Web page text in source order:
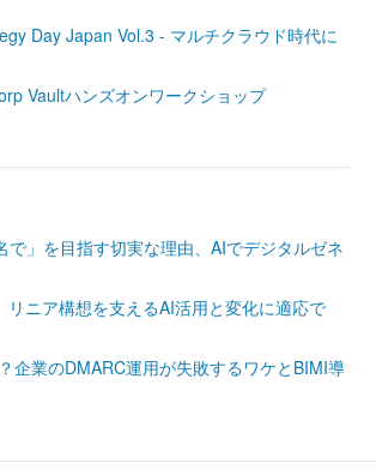
Day Japan Vol.3 - マルチクラウド時代に
Vaultハンズオンワークショップ
」を目指す切実な理由、AIでデジタルゼネ
ニア構想を支えるAI活用と変化に適応で
企業のDMARC運用が失敗するワケとBIMI導